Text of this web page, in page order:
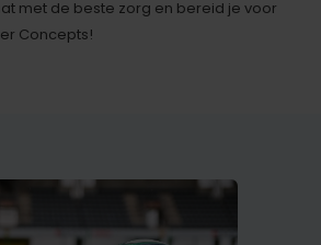
met de beste zorg en bereid je voor
Concepts!